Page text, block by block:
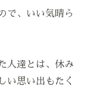
で、いい気晴ら
人達とは、休み
い思い出もたく